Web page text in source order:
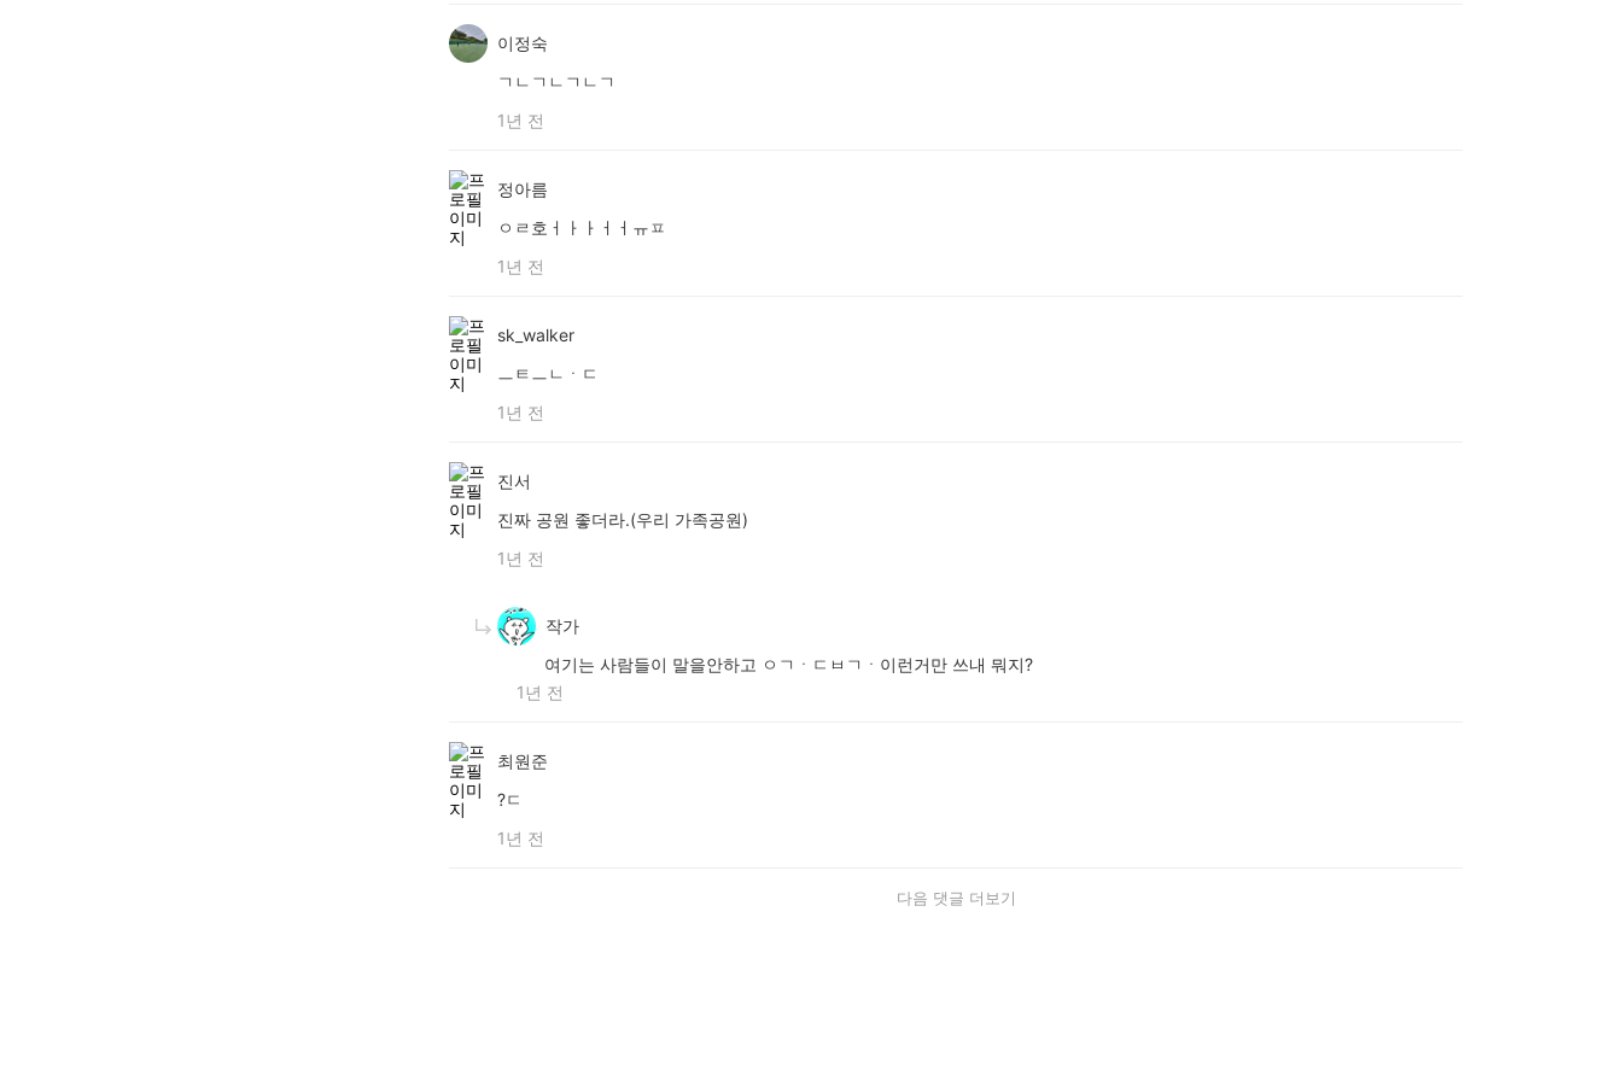
이정숙
ㄱㄴㄱㄴㄱㄴㄱ
1년 전
정아름
ㅇㄹ호ㅓㅏㅏㅓㅓㅠㅍ
1년 전
sk_walker
ㅡㅌㅡㄴㆍㄷ
1년 전
진서
진짜 공원 좋더라.(우리 가족공원)
1년 전
작가
여기는 사람들이 말을안하고 ㅇㄱㆍㄷㅂㄱㆍ이런거만 쓰내 뭐지?
1년 전
최원준
?ㄷ
1년 전
다음 댓글 더보기